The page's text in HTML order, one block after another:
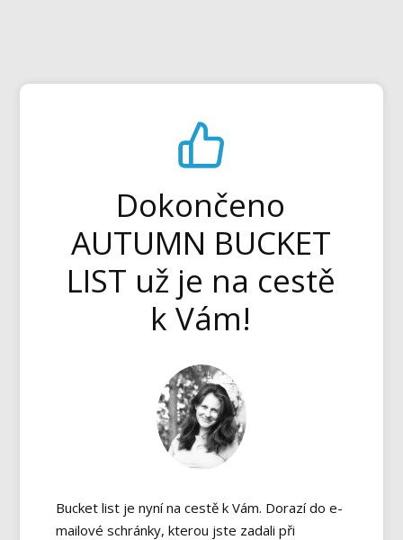
Dokončeno
AUTUMN BUCKET
LIST už je na cestě
k Vám!
Bucket list je nyní na cestě k Vám. Dorazí do e-
mailové schránky, kterou jste zadali při